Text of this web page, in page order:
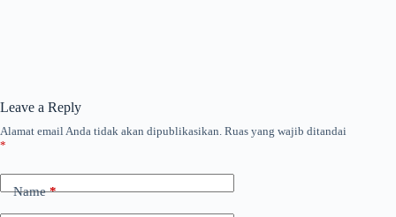
Leave a Reply
Alamat email Anda tidak akan dipublikasikan. Ruas yang wajib ditandai
*
Name*